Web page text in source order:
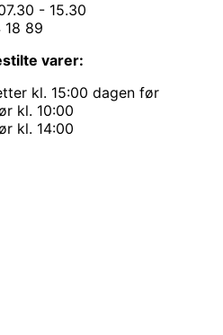
- 15.30
89
varer:
kl. 15:00 dagen før
kl. 10:00
kl. 14:00